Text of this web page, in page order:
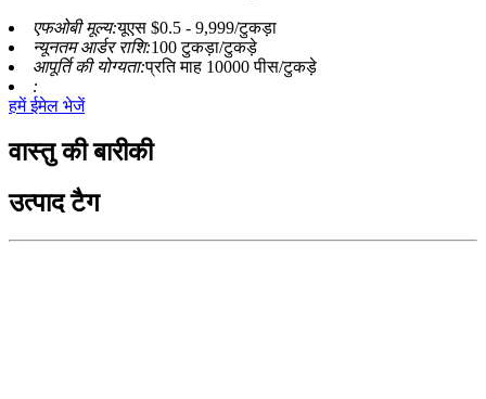
एफओबी मूल्य:यूएस $0.5 - 9,999/टुकड़ा
न्यूनतम आर्डर राशि:100 टुकड़ा/टुकड़े
आपूर्ति की योग्यता:प्रति माह 10000 पीस/टुकड़े
:
हमें ईमेल भेजें
वास्तु की बारीकी
उत्पाद टैग